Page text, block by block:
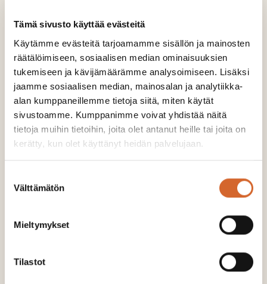
Tämä sivusto käyttää evästeitä
Käytämme evästeitä tarjoamamme sisällön ja mainosten
räätälöimiseen, sosiaalisen median ominaisuuksien
tukemiseen ja kävijämäärämme analysoimiseen. Lisäksi
jaamme sosiaalisen median, mainosalan ja analytiikka-
alan kumppaneillemme tietoja siitä, miten käytät
sivustoamme. Kumppanimme voivat yhdistää näitä
tietoja muihin tietoihin, joita olet antanut heille tai joita on
kerätty, kun olet käyttänyt heidän palvelujaan.
valinta
Välttämätön
Mieltymykset
Tilastot
UTSLÄPP: 7 kg CO2-ekv./t
Soilfood Strukturkalk III är släckt kalk som, efter